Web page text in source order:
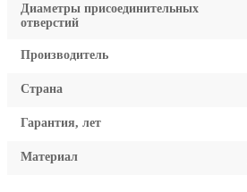
Диаметры присоединительных
отверстий
Производитель
Страна
Гарантия, лет
Материал